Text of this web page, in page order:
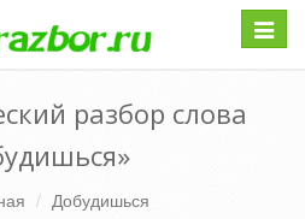
разбор слова
Добудишься